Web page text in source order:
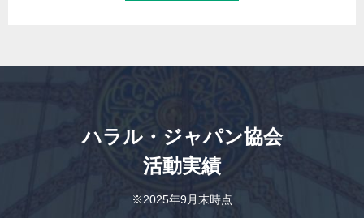
ハラル・ジャパン協会
活動実績
※2025年9月末時点